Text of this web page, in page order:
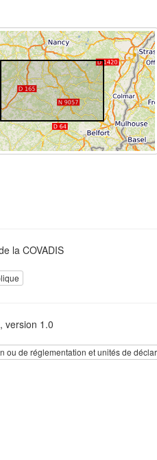
la COVADIS
version 1.0
ou de réglementation et unités de